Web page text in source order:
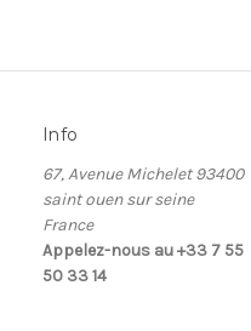
Info
67, Avenue Michelet 93400
saint ouen sur seine
France
Appelez-nous au +33 7 55
50 33 14